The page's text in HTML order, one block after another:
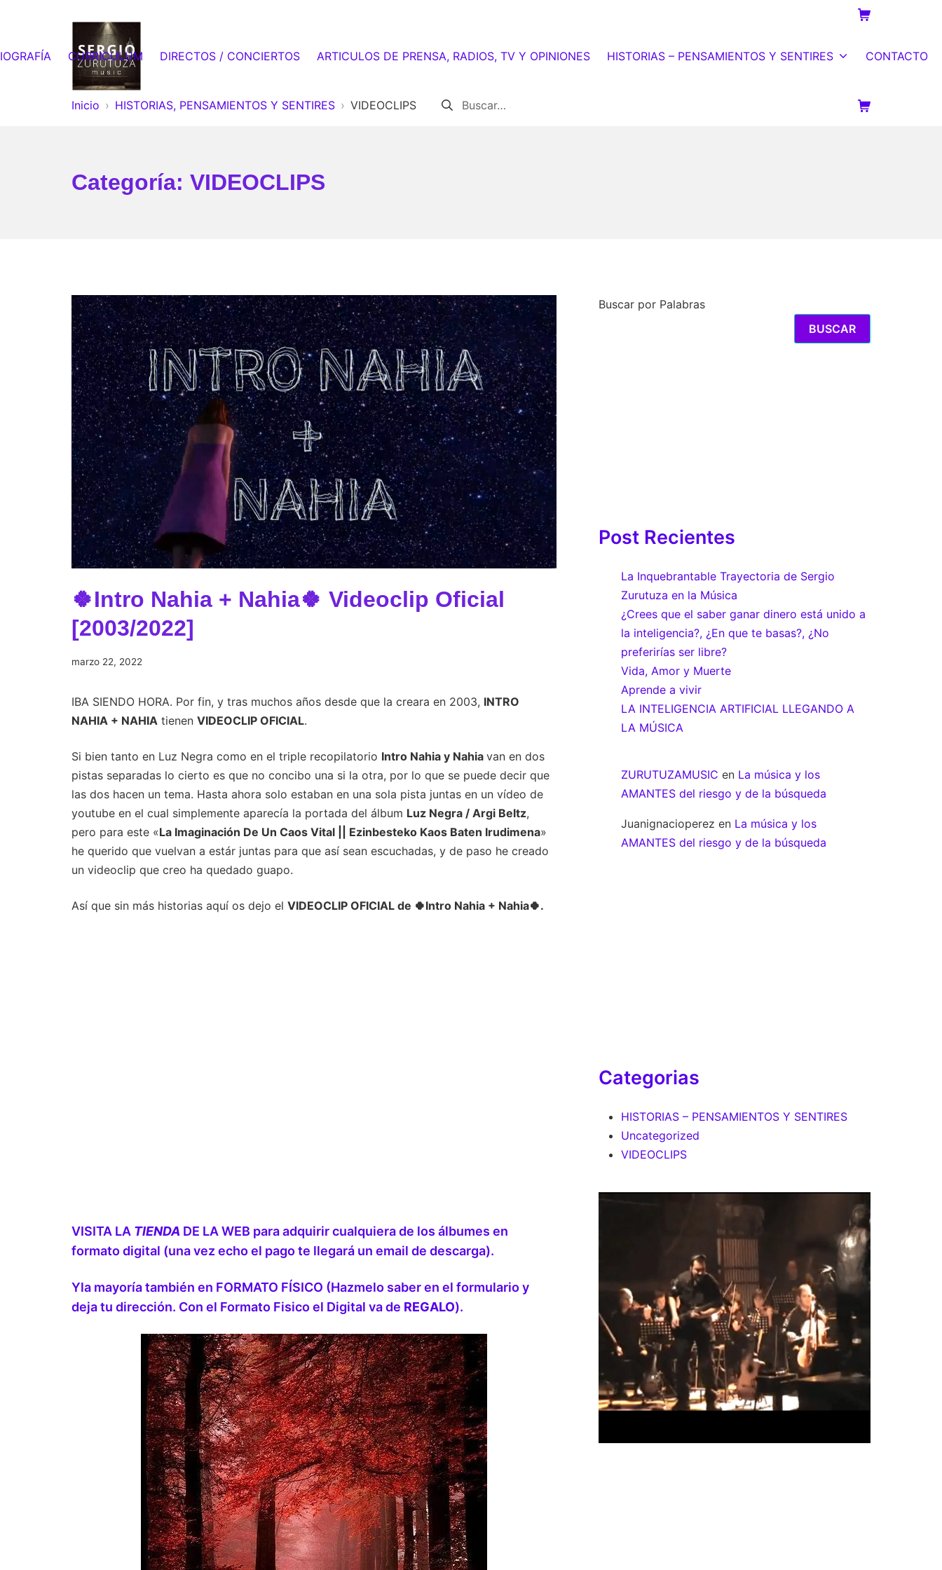
contenido
Carrito de la
Sergio Zurutuza Music
CURRICULUM DIRECTOS / CONCIERTOS ARTICULOS DE PRENSA, RADIOS, TV Y OPINIONES HISTORIAS – PENSAMIENTOS Y SENTIRES CONTACTO
Inicio HISTORIAS, PENSAMIENTOS Y SENTIRES VIDEOCLIPS Buscar: Carrito de la
Categoría: VIDEOCLIPS
🍀Intro Nahia + Nahia🍀 Videoclip Oficial
[2003/2022]
marzo 22, 2022
IBA SIENDO HORA. Por fin, y tras muchos años desde que la creara en 2003, INTRO
NAHIA + NAHIA tienen VIDEOCLIP OFICIAL.
Si bien tanto en Luz Negra como en el triple recopilatorio Intro Nahia y Nahia van en dos
pistas separadas lo cierto es que no concibo una si la otra, por lo que se puede decir que
las dos hacen un tema. Hasta ahora solo estaban en una sola pista juntas en un vídeo de
youtube en el cual simplemente aparecía la portada del álbum Luz Negra / Argi Beltz,
pero para este «La Imaginación De Un Caos Vital || Ezinbesteko Kaos Baten Irudimena»
he querido que vuelvan a estár juntas para que así sean escuchadas, y de paso he creado
un videoclip que creo ha quedado guapo.
Así que sin más historias aquí os dejo el VIDEOCLIP OFICIAL de 🍀Intro Nahia + Nahia🍀.
VISITA LA TIENDA DE LA WEB para adquirir cualquiera de los álbumes en
formato digital (una vez echo el pago te llegará un email de descarga).
Yla mayoría también en FORMATO FÍSICO (Hazmelo saber en el formulario y
deja tu dirección. Con el Formato Fisico el Digital va de REGALO).
Buscar por Palabras
BUSCAR
Post Recientes
La Inquebrantable Trayectoria de Sergio
Zurutuza en la Música
¿Crees que el saber ganar dinero está unido a
la inteligencia?, ¿En que te basas?, ¿No
preferirías ser libre?
Vida, Amor y Muerte
Aprende a vivir
LA INTELIGENCIA ARTIFICIAL LLEGANDO A
LA MÚSICA
ZURUTUZAMUSIC en La música y los
AMANTES del riesgo y de la búsqueda
Juanignacioperez en La música y los
AMANTES del riesgo y de la búsqueda
Categorias
HISTORIAS – PENSAMIENTOS Y SENTIRES
Uncategorized
VIDEOCLIPS